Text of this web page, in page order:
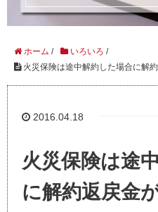
ホーム / いろいろ /
火災保険は途中解約した場合に解
2016.04.18
火災保険は途
に解約返戻金